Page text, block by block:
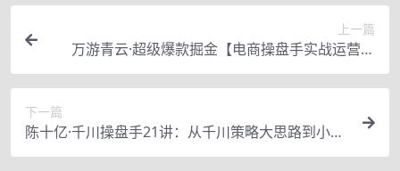
上一篇
万游青云·超级爆款掘金【电商操盘手实战运营课
程】价值1999元
下一篇
陈十亿·千川操盘手21讲：从千川策略大思路到小细
节，全盘拆解（原价1680）